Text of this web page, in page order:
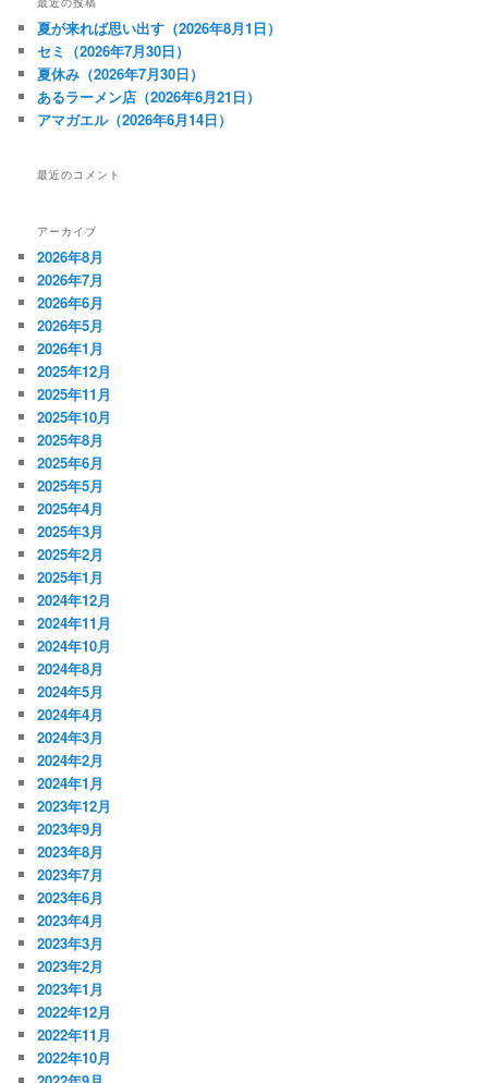
ョ
ン
夏が来れば思い出す（2026年8月1日）
セミ（2026年7月30日）
夏休み（2026年7月30日）
あるラーメン店（2026年6月21日）
アマガエル（2026年6月14日）
最近のコメント
アーカイブ
2026年8月
2026年7月
2026年6月
2026年5月
2026年1月
2025年12月
2025年11月
2025年10月
2025年8月
2025年6月
2025年5月
2025年4月
2025年3月
2025年2月
2025年1月
2024年12月
2024年11月
2024年10月
2024年8月
2024年5月
2024年4月
2024年3月
2024年2月
2024年1月
2023年12月
2023年9月
2023年8月
2023年7月
2023年6月
2023年4月
2023年3月
2023年2月
2023年1月
2022年12月
2022年11月
2022年10月